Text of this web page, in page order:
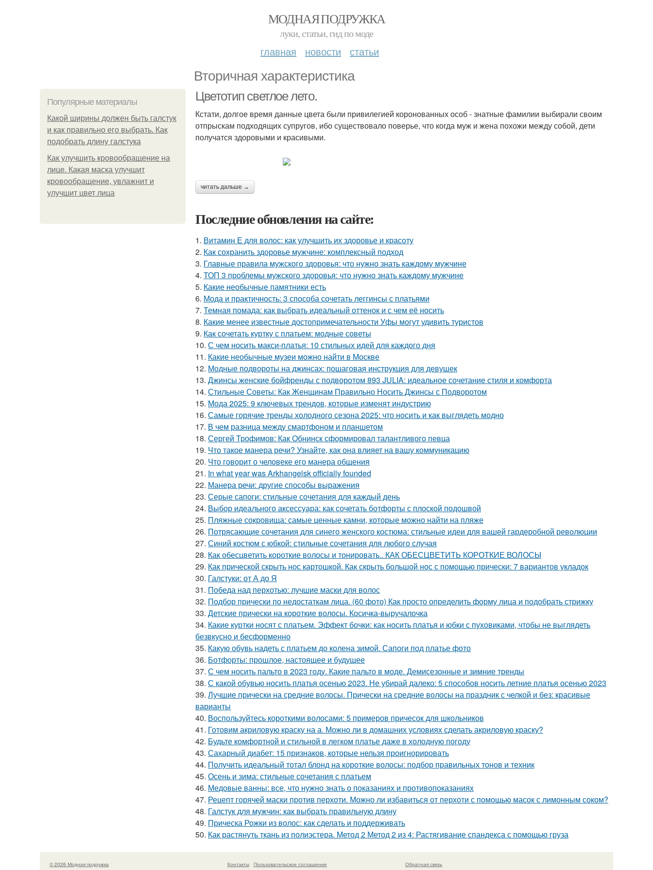
МОДНАЯ ПОДРУЖКА
луки, статьи, гид по моде
главная новости статьи
Вторичная характеристика
Популярные материалы
Какой ширины должен быть галстук
и как правильно его выбрать. Как
подобрать длину галстука
Как улучшить кровообращение на
лице. Какая маска улучшит
кровообращение, увлажнит и
улучшит цвет лица
Цветотип светлое лето.
Кстати, долгое время данные цвета были привилегией коронованных особ - знатные фамилии выбирали своим
отпрыскам подходящих супругов, ибо существовало поверье, что когда муж и жена похожи между собой, дети
получатся здоровыми и красивыми.
читать дальше →
Последние обновления на сайте:
1. Витамин Е для волос: как улучшить их здоровье и красоту
2. Как сохранить здоровье мужчине: комплексный подход
3. Главные правила мужского здоровья: что нужно знать каждому мужчине
4. ТОП 3 проблемы мужского здоровья: что нужно знать каждому мужчине
5. Какие необычные памятники есть
6. Мода и практичность: 3 способа сочетать леггинсы с платьями
7. Темная помада: как выбрать идеальный оттенок и с чем её носить
8. Какие менее известные достопримечательности Уфы могут удивить туристов
9. Как сочетать куртку с платьем: модные советы
10. С чем носить макси-платья: 10 стильных идей для каждого дня
11. Какие необычные музеи можно найти в Москве
12. Модные подвороты на джинсах: пошаговая инструкция для девушек
13. Джинсы женские бойфренды с подворотом 893 JULIA: идеальное сочетание стиля и комфорта
14. Стильные Советы: Как Женщинам Правильно Носить Джинсы с Подворотом
15. Мода 2025: 9 ключевых трендов, которые изменят индустрию
16. Самые горячие тренды холодного сезона 2025: что носить и как выглядеть модно
17. В чем разница между смартфоном и планшетом
18. Сергей Трофимов: Как Обнинск сформировал талантливого певца
19. Что такое манера речи? Узнайте, как она влияет на вашу коммуникацию
20. Что говорит о человеке его манера общения
21. In what year was Arkhangelsk officially founded
22. Манера речи: другие способы выражения
23. Серые сапоги: стильные сочетания для каждый день
24. Выбор идеального аксессуара: как сочетать ботфорты с плоской подошвой
25. Пляжные сокровища: самые ценные камни, которые можно найти на пляже
26. Потрясающие сочетания для синего женского костюма: стильные идеи для вашей гардеробной революции
27. Синий костюм с юбкой: стильные сочетания для любого случая
28. Как обесцветить короткие волосы и тонировать.. КАК ОБЕСЦВЕТИТЬ КОРОТКИЕ ВОЛОСЫ
29. Как прической скрыть нос картошкой. Как скрыть большой нос с помощью прически: 7 вариантов укладок
30. Галстуки: от А до Я
31. Победа над перхотью: лучшие маски для волос
32. Подбор прически по недостаткам лица. (60 фото) Как просто определить форму лица и подобрать стрижку
33. Детские прически на короткие волосы. Косичка-выручалочка
34. Какие куртки носят с платьем. Эффект бочки: как носить платья и юбки с пуховиками, чтобы не выглядеть
безвкусно и бесформенно
35. Какую обувь надеть с платьем до колена зимой. Сапоги под платье фото
36. Ботфорты: прошлое, настоящее и будущее
37. С чем носить пальто в 2023 году. Какие пальто в моде. Демисезонные и зимние тренды
38. С какой обувью носить платья осенью 2023. Не убирай далеко: 5 способов носить летние платья осенью 2023
39. Лучшие прически на средние волосы. Прически на средние волосы на праздник с челкой и без: красивые
варианты
40. Воспользуйтесь короткими волосами: 5 примеров причесок для школьников
41. Готовим акриловую краску на а. Можно ли в домашних условиях сделать акриловую краску?
42. Будьте комфортной и стильной в легком платье даже в холодную погоду
43. Сахарный диабет: 15 признаков, которые нельзя проигнорировать
44. Получить идеальный тотал блонд на короткие волосы: подбор правильных тонов и техник
45. Осень и зима: стильные сочетания с платьем
46. Медовые ванны: все, что нужно знать о показаниях и противопоказаниях
47. Рецепт горячей маски против перхоти. Можно ли избавиться от перхоти с помощью масок с лимонным соком?
48. Галстук для мужчин: как выбрать правильную длину
49. Прическа Рожки из волос: как сделать и поддерживать
50. Как растянуть ткань из полиэстера. Метод 2 Метод 2 из 4: Растягивание спандекса с помощью груза
© 2026 Модная подружка Контакты Пользовательское соглашение Обратная связь